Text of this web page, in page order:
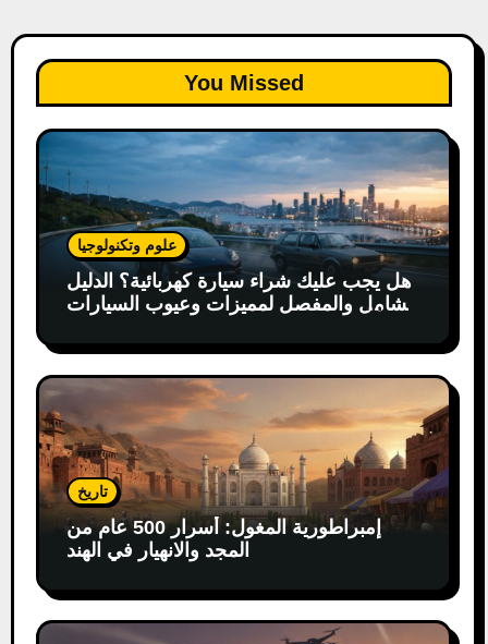
You Missed
علوم وتكنولوجيا
هل يجب عليك شراء سيارة كهربائية؟ الدليل
الشامل والمفصل لمميزات وعيوب السيارات
تاريخ
إمبراطورية المغول: أسرار 500 عام من
المجد والانهيار في الهند